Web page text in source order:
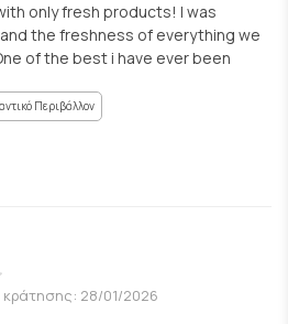
only fresh products! I was
the freshness of everything we
of the best i have ever been
Περιβάλλον
κράτησης: 28/01/2026